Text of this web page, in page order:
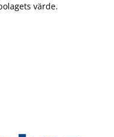
värde.